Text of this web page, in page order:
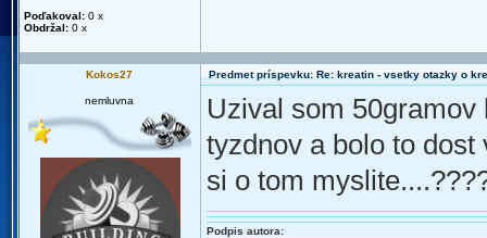
Poďakoval: 0 x
Obdržal: 0 x
Kokos27 Predmet príspevku: Re: kreatin - vsetky otazky o
nemluvna
Uzival som 50gramov
tyzdnov a bolo to
si o tom
Podpis autora: